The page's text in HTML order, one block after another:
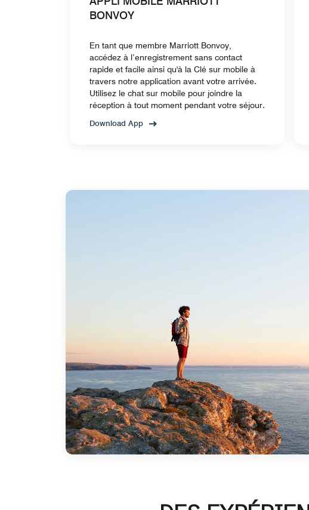
BONVOY
En tant que membre Marriott Bonvoy,
accédez à l’enregistrement sans contact
rapide et facile ainsi qu'à la Clé sur mobile à
travers notre application avant votre arrivée.
Utilisez le chat sur mobile pour joindre la
réception à tout moment pendant votre séjour.
Download App